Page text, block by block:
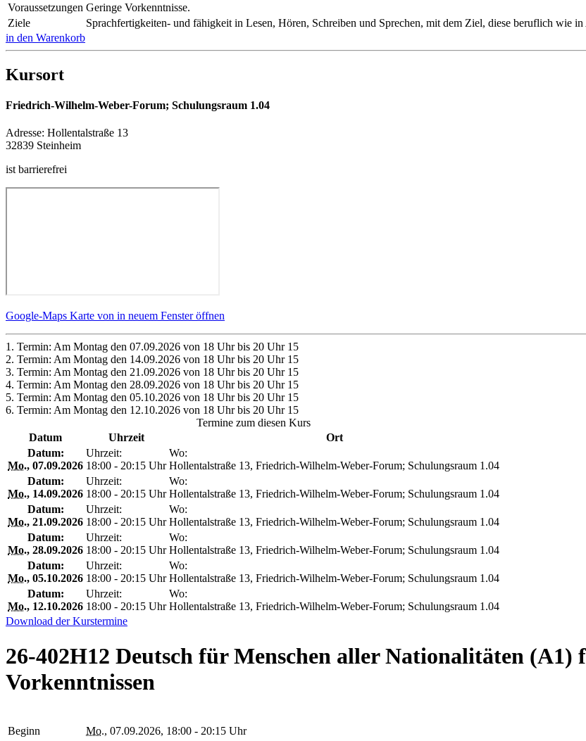
Voraussetzungen Geringe Vorkenntnisse.
Ziele
Sprachfertigkeiten- und fähigkeit in Lesen, Hören, Schreiben und Sprechen, mit dem Ziel, diese beruflich wie
in den Warenkorb
Kursort
Friedrich-Wilhelm-Weber-Forum; Schulungsraum 1.04
Adresse: Hollentalstraße 13
32839 Steinheim
ist barrierefrei
Google-Maps Karte von in neuem Fenster öffnen
1. Termin: Am Montag den 07.09.2026 von 18 Uhr bis 20 Uhr 15
2. Termin: Am Montag den 14.09.2026 von 18 Uhr bis 20 Uhr 15
3. Termin: Am Montag den 21.09.2026 von 18 Uhr bis 20 Uhr 15
4. Termin: Am Montag den 28.09.2026 von 18 Uhr bis 20 Uhr 15
5. Termin: Am Montag den 05.10.2026 von 18 Uhr bis 20 Uhr 15
6. Termin: Am Montag den 12.10.2026 von 18 Uhr bis 20 Uhr 15
Termine zum diesen Kurs
Datum
Uhrzeit
Ort
Datum:
Mo., 07.09.2026
Uhrzeit:
18:00 - 20:15 Uhr
Wo:
Hollentalstraße 13, Friedrich-Wilhelm-Weber-Forum; Schulungsraum 1.04
Datum:
Mo., 14.09.2026
Uhrzeit:
18:00 - 20:15 Uhr
Wo:
Hollentalstraße 13, Friedrich-Wilhelm-Weber-Forum; Schulungsraum 1.04
Datum:
Mo., 21.09.2026
Uhrzeit:
18:00 - 20:15 Uhr
Wo:
Hollentalstraße 13, Friedrich-Wilhelm-Weber-Forum; Schulungsraum 1.04
Datum:
Mo., 28.09.2026
Uhrzeit:
18:00 - 20:15 Uhr
Wo:
Hollentalstraße 13, Friedrich-Wilhelm-Weber-Forum; Schulungsraum 1.04
Datum:
Mo., 05.10.2026
Uhrzeit:
18:00 - 20:15 Uhr
Wo:
Hollentalstraße 13, Friedrich-Wilhelm-Weber-Forum; Schulungsraum 1.04
Datum:
Mo., 12.10.2026
Uhrzeit:
18:00 - 20:15 Uhr
Wo:
Hollentalstraße 13, Friedrich-Wilhelm-Weber-Forum; Schulungsraum 1.04
Download der Kurstermine
26-402H12 Deutsch für Menschen aller Nationalitäten (A1)
Vorkenntnissen
Beginn Mo., 07.09.2026, 18:00 - 20:15 Uhr